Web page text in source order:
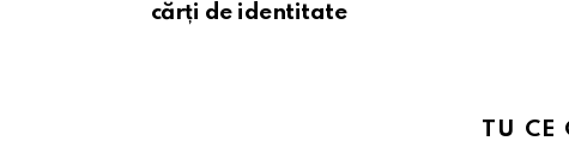
cărți de identitate
TU CE